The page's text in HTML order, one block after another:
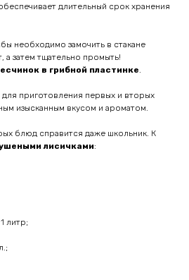
длительный срок хранения
необходимо замочить в стакане
а затем тщательно промыть!
в грибной пластинке.
приготовления первых и вторых
изысканным вкусом и ароматом.
блюд справится даже школьник. К
лисичками:
литр;